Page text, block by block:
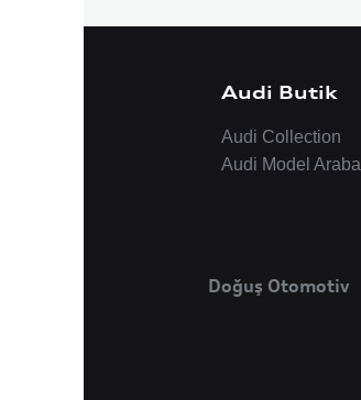
Audi Butik
Audi Collection
Audi Model Araba
Doğuş Otomotiv